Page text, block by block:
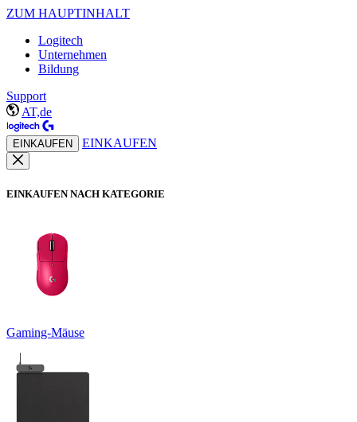
ZUM HAUPTINHALT
Logitech
Unternehmen
Bildung
Support
AT,de
EINKAUFEN EINKAUFEN
EINKAUFEN NACH KATEGORIE
Gaming-Mäuse